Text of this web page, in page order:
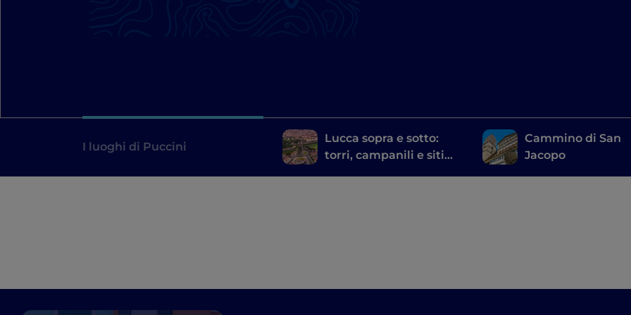
I luoghi di Puccini
Lucca sopra e sotto:
torri, campanili e siti
Cammino di San
Jacopo